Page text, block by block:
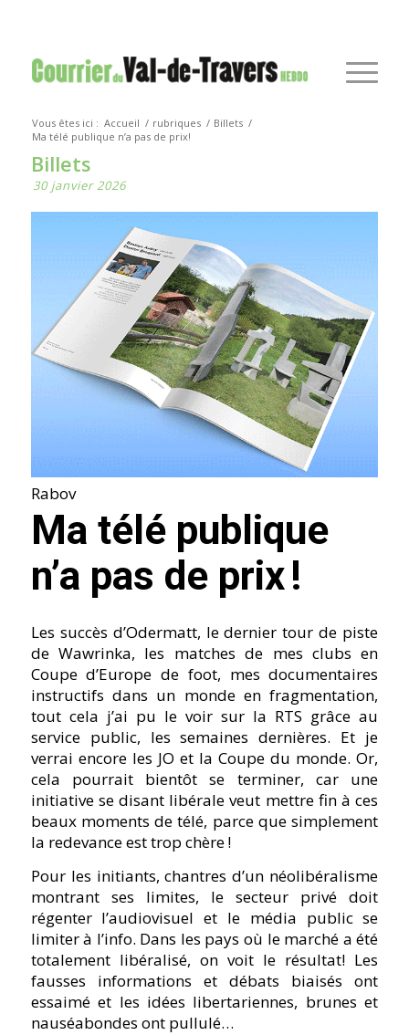
Vous êtes ici : Accueil / rubriques / Billets /
Ma télé publique n’a pas de prix!
Billets
30 janvier 2026
Rabov
Ma télé publique
n’a pas de prix !
Les succès d’Odermatt, le dernier tour de piste
de Wawrinka, les matches de mes clubs en
Coupe d’Europe de foot, mes documentaires
instructifs dans un monde en fragmentation,
tout cela j’ai pu le voir sur la RTS grâce au
service public, les semaines dernières. Et je
verrai encore les JO et la Coupe du monde. Or,
cela pourrait bientôt se terminer, car une
initiative se disant libérale veut mettre fin à ces
beaux moments de télé, parce que simplement
la redevance est trop chère !
Pour les initiants, chantres d’un néolibéralisme
montrant ses limites, le secteur privé doit
régenter l’audiovisuel et le média public se
limiter à l’info. Dans les pays où le marché a été
totalement libéralisé, on voit le résultat! Les
fausses informations et débats biaisés ont
essaimé et les idées libertariennes, brunes et
nauséabondes ont pullulé…